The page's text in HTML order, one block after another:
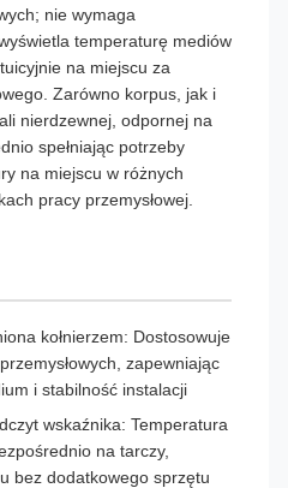
nie wymaga
temperaturę mediów
na miejscu za
Zarówno korpus, jak i
nierdzewnej, odpornej na
spełniając potrzeby
na miejscu w różnych
pracy przemysłowej.
kołnierzem: Dostosowuje
zapewniając
i stabilność instalacji
wskaźnika: Temperatura
na tarczy,
bez dodatkowego sprzętu